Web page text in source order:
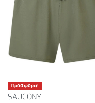
Προσφορά!
SAUCONY